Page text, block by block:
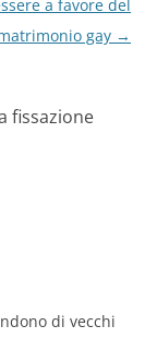
a favore del
gay →
fissazione
di vecchi